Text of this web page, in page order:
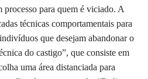
processo para quem é viciado. A
técnicas comportamentais para
que desejam abandonar o
do castigo”, que consiste em
uma área distanciada para